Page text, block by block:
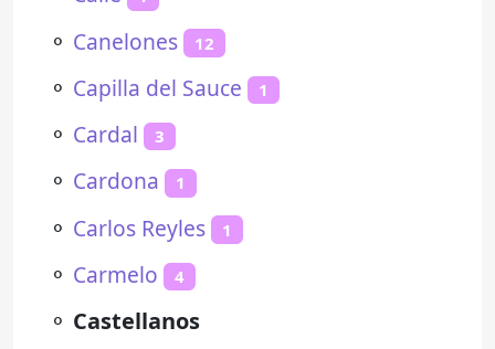
⚬ Canelones 12
⚬ Capilla del Sauce 1
⚬ Cardal 3
⚬ Cardona 1
⚬ Carlos Reyles 1
⚬ Carmelo 4
⚬ Castellanos